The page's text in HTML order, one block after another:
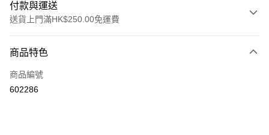
付款與運送
送貨上門滿HK$250.00免運費
信用卡
Apple Pay
商品特色
商品編號
602286